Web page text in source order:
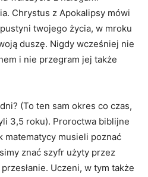
Chrystus z Apokalipsy mówi
twojego życia, w mroku
duszę. Nigdy wcześniej nie
i nie przegram jej także
(To ten sam okres co czas,
3,5 roku). Proroctwa biblijne
matematycy musieli poznać
znać szyfr użyty przez
Uczeni, w tym także